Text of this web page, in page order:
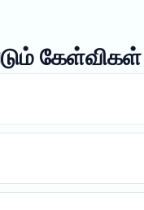
கேள்விகள்